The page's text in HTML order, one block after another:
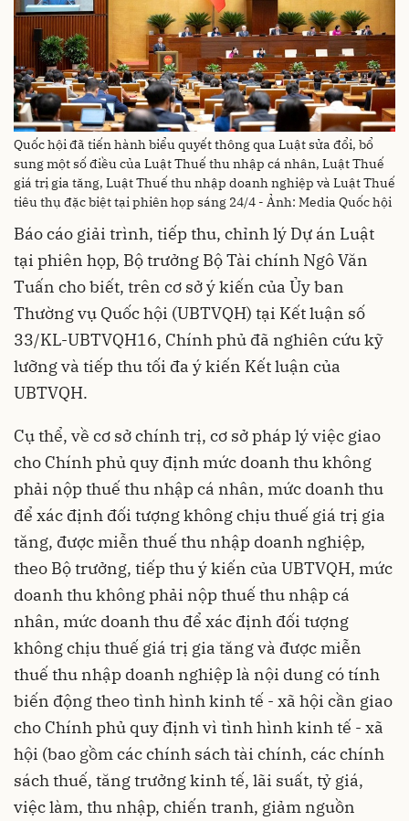
Quốc hội đã tiến hành biểu quyết thông qua Luật sửa đổi, bổ
sung một số điều của Luật Thuế thu nhập cá nhân, Luật Thuế
giá trị gia tăng, Luật Thuế thu nhập doanh nghiệp và Luật Thuế
tiêu thụ đặc biệt tại phiên họp sáng 24/4 - Ảnh: Media Quốc hội
Báo cáo giải trình, tiếp thu, chỉnh lý Dự án Luật
tại phiên họp, Bộ trưởng Bộ Tài chính Ngô Văn
Tuấn cho biết, trên cơ sở ý kiến của Ủy ban
Thường vụ Quốc hội (UBTVQH) tại Kết luận số
33/KL-UBTVQH16, Chính phủ đã nghiên cứu kỹ
lưỡng và tiếp thu tối đa ý kiến Kết luận của
UBTVQH.
Cụ thể, về cơ sở chính trị, cơ sở pháp lý việc giao
cho Chính phủ quy định mức doanh thu không
phải nộp thuế thu nhập cá nhân, mức doanh thu
để xác định đối tượng không chịu thuế giá trị gia
tăng, được miễn thuế thu nhập doanh nghiệp,
theo Bộ trưởng, tiếp thu ý kiến của UBTVQH, mức
doanh thu không phải nộp thuế thu nhập cá
nhân, mức doanh thu để xác định đối tượng
không chịu thuế giá trị gia tăng và được miễn
thuế thu nhập doanh nghiệp là nội dung có tính
biến động theo tình hình kinh tế - xã hội cần giao
cho Chính phủ quy định vì tình hình kinh tế - xã
hội (bao gồm các chính sách tài chính, các chính
sách thuế, tăng trưởng kinh tế, lãi suất, tỷ giá,
việc làm, thu nhập, chiến tranh, giảm nguồn